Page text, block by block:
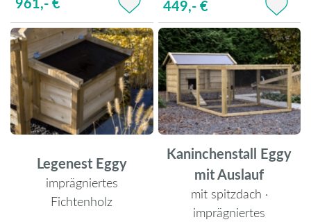
449,- €
Legenest Eggy
imprägniertes
Fichtenholz
Kaninchenstall Eggy
mit Auslauf
mit spitzdach ·
imprägniertes